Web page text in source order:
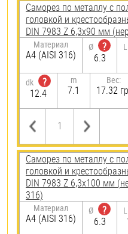
Саморез по металлу с
головкой и
DIN 7983 Z 6,3х90 мм
Материал
A4 (AISI 316)
Ø
?
6.3
L
dk
?
12.4
m
7.1
Вес:
17.32
Саморез по металлу с
головкой и
DIN 7983 Z 6,3х100 мм
316)
Материал
A4 (AISI 316)
Ø
?
6.3
L